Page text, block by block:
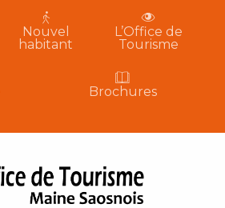
Nouvel
habitant
L’Office de
Tourisme
Brochures